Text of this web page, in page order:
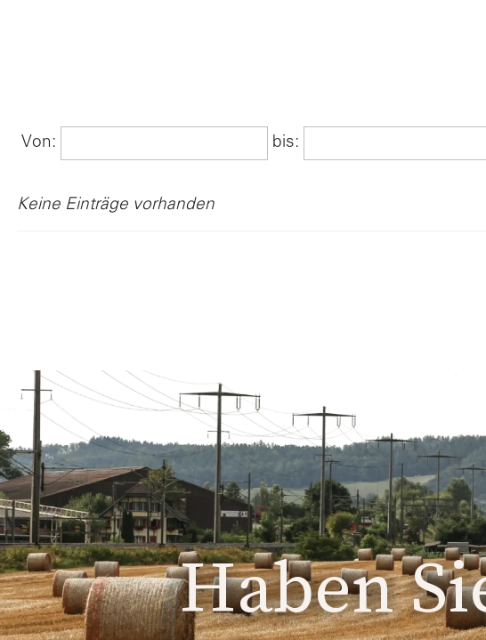
Von: bis:
Keine Einträge vorhanden
Haben